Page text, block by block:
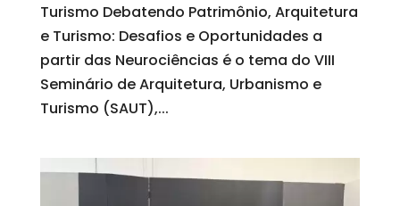
Turismo Debatendo Patrimônio, Arquitetura
e Turismo: Desafios e Oportunidades a
partir das Neurociências é o tema do VIII
Seminário de Arquitetura, Urbanismo e
Turismo (SAUT),...